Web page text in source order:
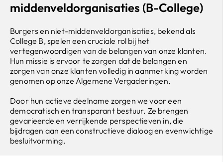
middenveldorganisaties (B-College)
Burgers en niet-middenveldorganisaties, bekend als
College B, spelen een cruciale rol bij het
vertegenwoordigen van de belangen van onze klanten.
Hun missie is ervoor te zorgen dat de belangen en
zorgen van onze klanten volledig in aanmerking worden
genomen op onze Algemene Vergaderingen.
Door hun actieve deelname zorgen we voor een
democratisch en transparant bestuur. Ze brengen
gevarieerde en verrijkende perspectieven in, die
bijdragen aan een constructieve dialoog en evenwichtige
besluitvorming.